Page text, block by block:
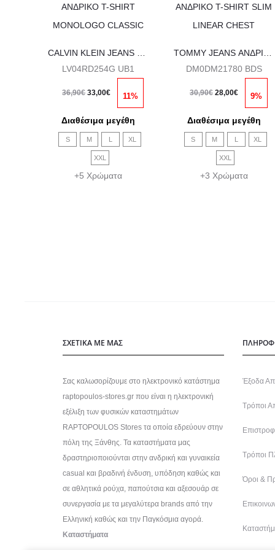
το
προϊόν
έχει
πολλαπλές
επιλογές
μπορούν
επιλεγούν
LV04RD254G UB1
36,90€
was:
36,90€.
33,00€
τιμή
είναι:
11%
Διαθέσιμα μεγέθη
S M L XL
XXL
+5 Χρώματα
το
προϊόν
έχει
επιλογές
μπορούν
επιλεγούν
DM0DM21780 BDS
30,90€
was:
30,90€.
28,00€
τιμή
είναι:
9%
Διαθέσιμα μεγέθη
S M L XL
XXL
+3 Χρώματα
ΣΧΕΤΙΚΑ ΜΕ ΜΑΣ
Σας καλωσορίζουμε στο ηλεκτρονικό κατάστημα
raptopoulos-stores.gr που είναι η ηλεκτρονική
εξέλιξη των φυσικών καταστημάτων
RAPTOPOULOS Stores τα οποία εδρεύουν στην
πόλη της Ξάνθης. Τα καταστήματα μας
δραστηριοποιούνται στην ανδρική και γυναικεία
casual και βραδινή ένδυση, υπόδηση καθώς και
σε αθλητικά ρούχα, παπούτσια και αξεσουάρ σε
συνεργασία με τα μεγαλύτερα brands από την
Ελληνική καθώς και την Παγκόσμια αγορά.
Καταστήματα
Έξοδα
Τρόποι
Τρόποι
Όροι &